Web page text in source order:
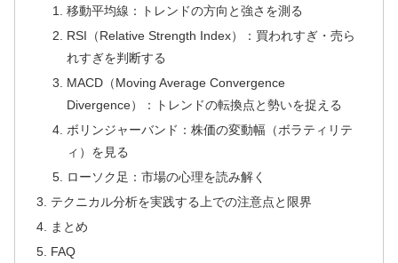
移動平均線：トレンドの方向と強さを測る
RSI（Relative Strength Index）：買われすぎ・売ら
れすぎを判断する
MACD（Moving Average Convergence
Divergence）：トレンドの転換点と勢いを捉える
ボリンジャーバンド：株価の変動幅（ボラティリテ
ィ）を見る
ローソク足：市場の心理を読み解く
テクニカル分析を実践する上での注意点と限界
まとめ
FAQ